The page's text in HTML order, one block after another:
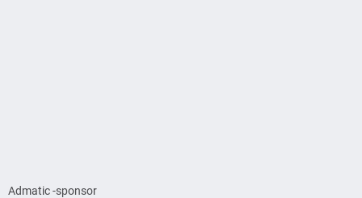
Admatic -sponsor